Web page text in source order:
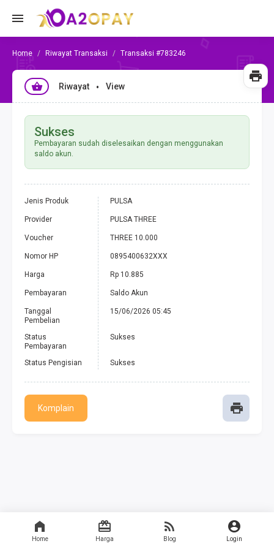
Home Harga Blog Login
Riwayat Transaksi Transaksi #783246
Riwayat View
Sukses
Pembayaran sudah diselesaikan dengan menggunakan
saldo akun.
Jenis Produk PULSA
Provider PULSA THREE
Voucher THREE 10.000
Nomor HP 0895400632XXX
Harga Rp 10.885
Pembayaran Saldo Akun
Tanggal
Pembelian
15/06/2026 05:45
Status
Pembayaran
Sukses
Status Pengisian Sukses
Komplain